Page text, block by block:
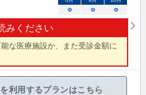
みください
な医療施設か、また受診金額に
○ ○ ○
利用するプランはこちら